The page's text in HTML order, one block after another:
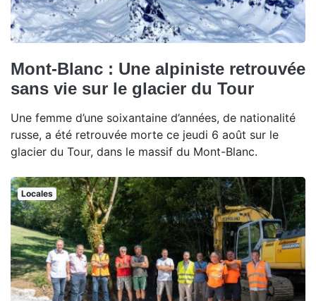
Mont-Blanc : Une alpiniste retrouvée
sans vie sur le glacier du Tour
Une femme d’une soixantaine d’années, de nationalité
russe, a été retrouvée morte ce jeudi 6 août sur le
glacier du Tour, dans le massif du Mont-Blanc.
Locales